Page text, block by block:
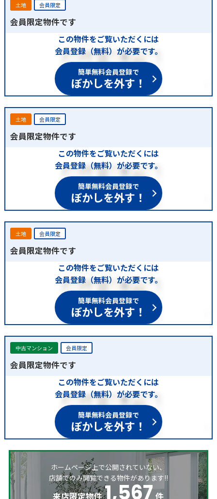
土地 会員限定
会員限定物件です
この物件をご覧いただくには
会員登録（無料）が必要です。
簡単無料会員登録で
ぼかしを外す！
土地 会員限定
会員限定物件です
この物件をご覧いただくには
会員登録（無料）が必要です。
簡単無料会員登録で
ぼかしを外す！
土地 会員限定
会員限定物件です
この物件をご覧いただくには
会員登録（無料）が必要です。
簡単無料会員登録で
ぼかしを外す！
中古マンション 会員限定
会員限定物件です
この物件をご覧いただくには
会員登録（無料）が必要です。
簡単無料会員登録で
ぼかしを外す！
ホームページ上で公開されていない、
店舗でのみ閲覧できる物件があります!!
来店限定物件 1,567 件